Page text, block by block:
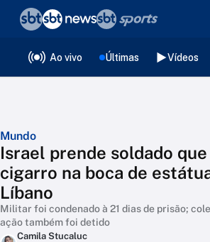
Ao vivo Últimas Vídeos
Mundo
Israel prende soldado
cigarro na boca de
Líbano
Militar foi condenado à 21 dias de prisão;
ação também foi detido
Camila Stucaluc
❮voltar
Editorias